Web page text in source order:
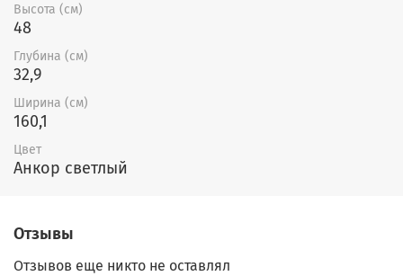
Высота (см)
48
Глубина (см)
32,9
Ширина (см)
160,1
Цвет
Анкор светлый
Отзывы
Отзывов еще никто не оставлял